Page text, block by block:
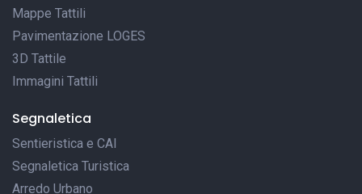
Mappe Tattili
Pavimentazione LOGES
3D Tattile
Immagini Tattili
Segnaletica
Sentieristica e CAI
Segnaletica Turistica
Arredo Urbano